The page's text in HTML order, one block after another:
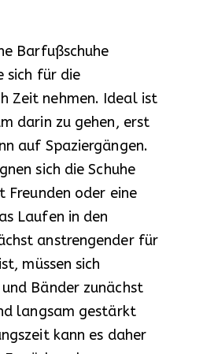
Barfußschuhe
sich für die
Zeit nehmen. Ideal ist
darin zu gehen, erst
auf Spaziergängen.
sich die Schuhe
oder eine
Laufen in den
anstrengender für
müssen sich
Bänder zunächst
langsam gestärkt
kann es daher